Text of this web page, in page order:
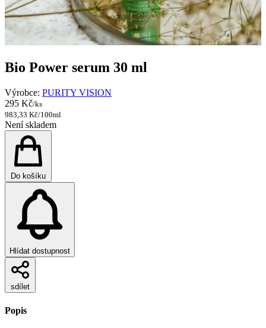
Bio Power serum 30 ml
Výrobce: PURITY VISION
295 Kč/ks
983,33 Kč/100ml
Není skladem
Do košíku
Hlídat dostupnost
sdílet
Popis